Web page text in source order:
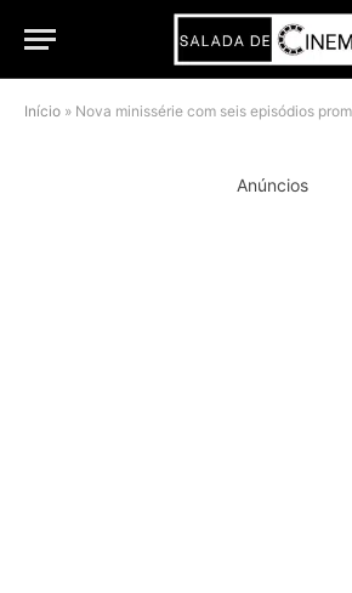
Início » Nova minissérie com seis episódios promete conquistar todo
Anúncios